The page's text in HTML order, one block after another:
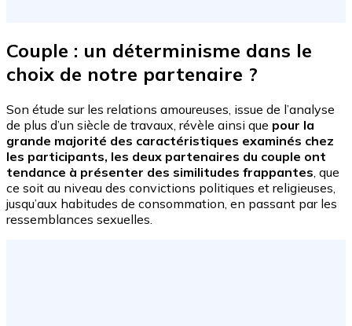
Couple : un déterminisme dans le
choix de notre partenaire ?
Son étude sur les relations amoureuses, issue de l’analyse
de plus d’un siècle de travaux, révèle ainsi que pour la
grande majorité des caractéristiques examinés chez
les participants, les deux partenaires du couple ont
tendance à présenter des similitudes frappantes, que
ce soit au niveau des convictions politiques et religieuses,
jusqu’aux habitudes de consommation, en passant par les
ressemblances sexuelles.